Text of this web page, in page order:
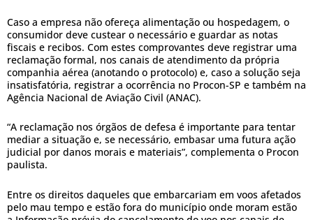
Caso a empresa não ofereça alimentação ou hospedagem, o
consumidor deve custear o necessário e guardar as notas
fiscais e recibos. Com estes comprovantes deve registrar uma
reclamação formal, nos canais de atendimento da própria
companhia aérea (anotando o protocolo) e, caso a solução seja
insatisfatória, registrar a ocorrência no Procon-SP e também na
Agência Nacional de Aviação Civil (ANAC).
“A reclamação nos órgãos de defesa é importante para tentar
mediar a situação e, se necessário, embasar uma futura ação
judicial por danos morais e materiais”, complementa o Procon
paulista.
Entre os direitos daqueles que embarcariam em voos afetados
pelo mau tempo e estão fora do município onde moram estão